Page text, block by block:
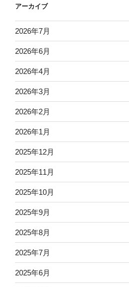
アーカイブ
2026年7月
2026年6月
2026年4月
2026年3月
2026年2月
2026年1月
2025年12月
2025年11月
2025年10月
2025年9月
2025年8月
2025年7月
2025年6月